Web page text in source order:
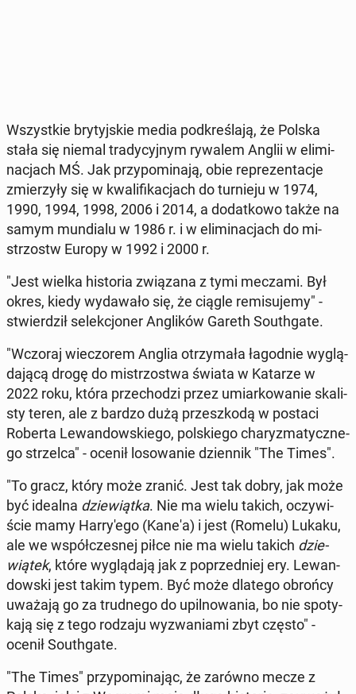
Wszyst­kie bry­tyj­skie media pod­kre­śla­ją, że Polska
stała się niemal tra­dy­cyj­nym rywalem Anglii w eli­mi­
na­cjach MŚ. Jak przy­po­mi­na­ją, obie re­pre­zen­ta­cje
zmie­rzy­ły się w kwa­li­fi­ka­cjach do tur­nie­ju w 1974,
1990, 1994, 1998, 2006 i 2014, a do­dat­ko­wo także na
samym mun­dia­lu w 1986 r. i w eli­mi­na­cjach do mi­
strzostw Europy w 1992 i 2000 r.
"Jest wielka hi­sto­ria zwią­za­na z tymi meczami. Był
okres, kiedy wy­da­wa­ło się, że ciągle re­mi­su­je­my" -
stwier­dził se­lek­cjo­ner An­gli­ków Gareth So­uth­ga­te.
"Wczoraj wie­czo­rem Anglia otrzy­ma­ła ła­god­nie wy­glą­
da­ją­cą drogę do mi­strzo­stwa świata w Katarze w
2022 roku, która prze­cho­dzi przez umiar­ko­wa­nie ska­li­
sty teren, ale z bardzo dużą prze­szko­dą w postaci
Roberta Le­wan­dow­skie­go, pol­skie­go cha­ry­zma­tycz­ne­
go strzel­ca" - ocenił lo­so­wa­nie dzien­nik "The Times".
"To gracz, który może zranić. Jest tak dobry, jak może
być idealna dzie­wiąt­ka. Nie ma wielu takich, oczy­wi­
ście mamy Har­ry­'e­go (Kane'a) i jest (Romelu) Lukaku,
ale we współ­cze­snej piłce nie ma wielu takich dzie­
wią­tek, które wy­glą­da­ją jak z po­przed­niej ery. Le­wan­
dow­ski jest takim typem. Być może dlatego obrońcy
uważają go za trud­ne­go do upil­no­wa­nia, bo nie spo­ty­
ka­ją się z tego rodzaju wy­zwa­nia­mi zbyt często" -
ocenił So­uth­ga­te.
"The Times" przy­po­mi­na­jąc, że zarówno mecze z